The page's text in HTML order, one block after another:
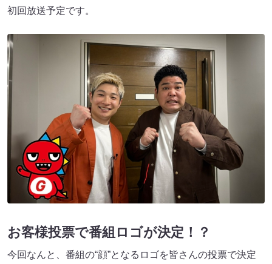
初回放送予定です。
お客様投票で番組ロゴが決定！？
今回なんと、番組の“顔”となるロゴを皆さんの投票で決定